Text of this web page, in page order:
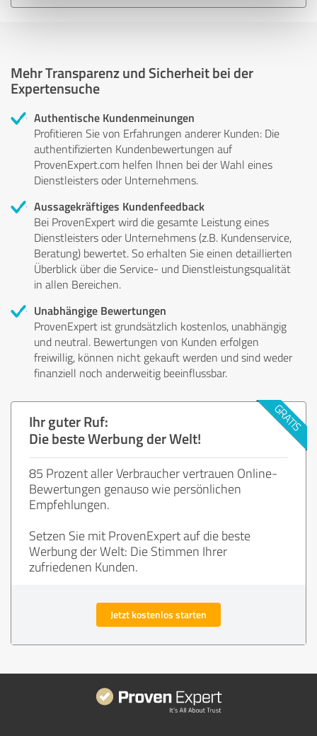
Mehr Transparenz und Sicherheit bei der
Expertensuche
Authentische Kundenmeinungen
Profitieren Sie von Erfahrungen anderer Kunden: Die
authentifizierten Kundenbewertungen auf
ProvenExpert.com helfen Ihnen bei der Wahl eines
Dienstleisters oder Unternehmens.
Aussagekräftiges Kundenfeedback
Bei ProvenExpert wird die gesamte Leistung eines
Dienstleisters oder Unternehmens (z.B. Kundenservice,
Beratung) bewertet. So erhalten Sie einen detaillierten
Überblick über die Service- und Dienstleistungsqualität
in allen Bereichen.
Unabhängige Bewertungen
ProvenExpert ist grundsätzlich kostenlos, unabhängig
und neutral. Bewertungen von Kunden erfolgen
freiwillig, können nicht gekauft werden und sind weder
finanziell noch anderweitig beeinflussbar.
Ihr guter Ruf:
Die beste Werbung der Welt!
85 Prozent aller Verbraucher vertrauen Online-
Bewertungen genauso wie persönlichen
Empfehlungen.
Setzen Sie mit ProvenExpert auf die beste
Werbung der Welt: Die Stimmen Ihrer
zufriedenen Kunden.
Jetzt kostenlos starten